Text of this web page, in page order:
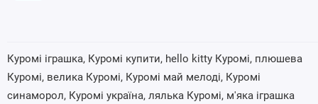
Куромі іграшка, Куромі купити, hello kitty Куромі, плюшева
Куромі, велика Куромі, Куромі май мелоді, Куромі
синаморол, Куромі україна, лялька Куромі, м'яка іграшка